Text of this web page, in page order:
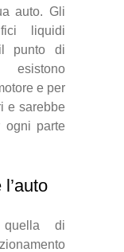
auto. Gli
liquidi
punto di
esistono
e per
e sarebbe
ogni parte
di